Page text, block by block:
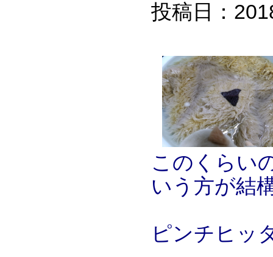
投稿日：
このくらい
いう方が結
ピンチヒッ